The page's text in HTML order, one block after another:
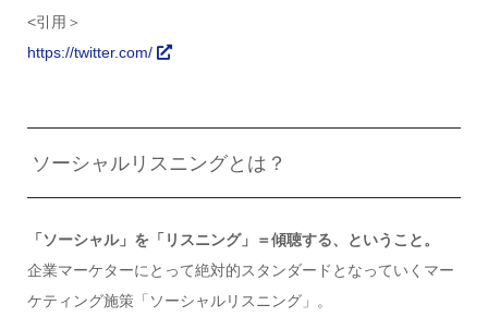
<引用＞
https://twitter.com/
ソーシャルリスニングとは？
「ソーシャル」を「リスニング」＝傾聴する、ということ。
企業マーケターにとって絶対的スタンダードとなっていくマー
ケティング施策「ソーシャルリスニング」。